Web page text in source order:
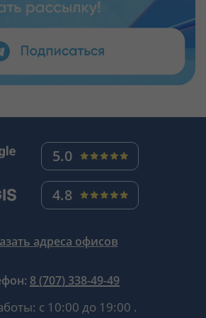
5.0
4.8
адреса офисов
8 (707) 338-49-49
с 10:00 до 19:00 .